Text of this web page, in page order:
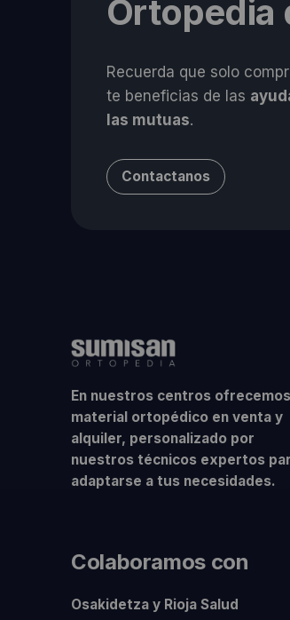
Ortopedia
Recuerda que solo
te beneficias de las
las mutuas.
Contactanos
En nuestros centros ofrecemos
material ortopédico en venta y
alquiler, personalizado por
nuestros técnicos expertos
adaptarse a tus necesidades.
Colaboramos con
Osakidetza y Rioja Salud